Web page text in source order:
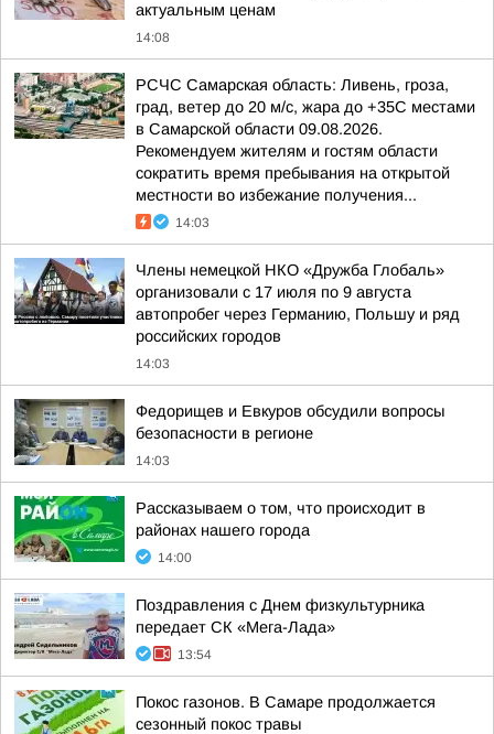
актуальным ценам
14:08
РСЧС Самарская область: Ливень, гроза,
град, ветер до 20 м/с, жара до +35С местами
в Самарской области 09.08.2026.
Рекомендуем жителям и гостям области
сократить время пребывания на открытой
местности во избежание получения...
14:03
Члены немецкой НКО «Дружба Глобаль»
организовали с 17 июля по 9 августа
автопробег через Германию, Польшу и ряд
российских городов
14:03
Федорищев и Евкуров обсудили вопросы
безопасности в регионе
14:03
Рассказываем о том, что происходит в
районах нашего города
14:00
Поздравления с Днем физкультурника
передает СК «Мега-Лада»
13:54
Покос газонов. В Самаре продолжается
сезонный покос травы